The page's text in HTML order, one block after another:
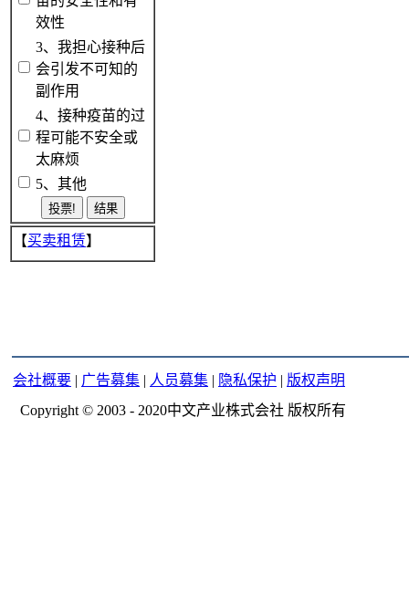
效性
3、我担心接种后
会引发不可知的
副作用
4、接种疫苗的过
程可能不安全或
太麻烦
5、其他
【买卖租赁】
会社概要 | 广告募集 | 人员募集 | 隐私保护 | 版权声明
Copyright © 2003 - 2020中文产业株式会社 版权所有